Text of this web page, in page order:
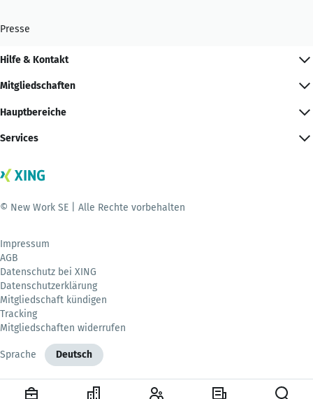
Presse
Hilfe & Kontakt
Mitgliedschaften
Hauptbereiche
Services
© New Work SE | Alle Rechte vorbehalten
Impressum
AGB
Datenschutz bei XING
Datenschutzerklärung
Mitgliedschaft kündigen
Tracking
Mitgliedschaften widerrufen
Sprache Deutsch